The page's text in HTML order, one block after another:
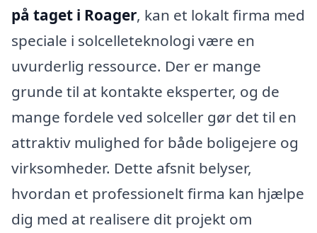
på taget i Roager, kan et lokalt firma med
speciale i solcelleteknologi være en
uvurderlig ressource. Der er mange
grunde til at kontakte eksperter, og de
mange fordele ved solceller gør det til en
attraktiv mulighed for både boligejere og
virksomheder. Dette afsnit belyser,
hvordan et professionelt firma kan hjælpe
dig med at realisere dit projekt om